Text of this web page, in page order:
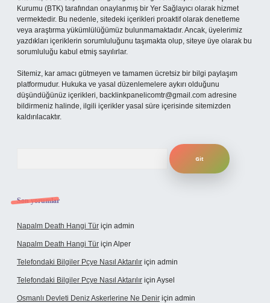
Kurumu (BTK) tarafından onaylanmış bir Yer Sağlayıcı olarak hizmet
vermektedir. Bu nedenle, sitedeki içerikleri proaktif olarak denetleme
veya araştırma yükümlülüğümüz bulunmamaktadır. Ancak, üyelerimiz
yazdıkları içeriklerin sorumluluğunu taşımakta olup, siteye üye olarak bu
sorumluluğu kabul etmiş sayılırlar.
Sitemiz, kar amacı gütmeyen ve tamamen ücretsiz bir bilgi paylaşım
platformudur. Hukuka ve yasal düzenlemelere aykırı olduğunu
düşündüğünüz içerikleri, backlinkpanelicomtr@gmail.com adresine
bildirmeniz halinde, ilgili içerikler yasal süre içerisinde sitemizden
kaldırılacaktır.
Son yorumlar
Napalm Death Hangi Tür için admin
Napalm Death Hangi Tür için Alper
Telefondaki Bilgiler Pcye Nasıl Aktarılır için admin
Telefondaki Bilgiler Pcye Nasıl Aktarılır için Aysel
Osmanlı Devleti Deniz Askerlerine Ne Denir için admin